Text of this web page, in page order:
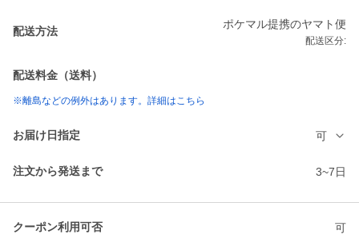
配送方法
ポケマル提携のヤマト便
配送区分:
配送料金（送料）
※離島などの例外はあります。詳細はこちら
お届け日指定 可
注文から発送まで 3~7日
クーポン利用可否 可